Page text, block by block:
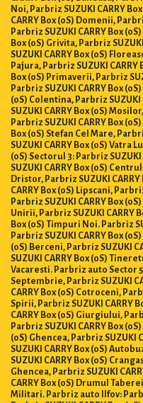
Noi, Parbriz SUZUKI CARRY
CARRY Box (0S) Domenii,
Parbriz SUZUKI CARRY Box
Box (0S) Grivita, Parbriz
SUZUKI CARRY Box (0S)
Pajura, Parbriz SUZUKI CARRY
Box (0S) Primaverii, Parbriz
Parbriz SUZUKI CARRY Box
(0S) Colentina, Parbriz SUZUKI
SUZUKI CARRY Box (0S)
Parbriz SUZUKI CARRY Box
Box (0S) Stefan Cel Mare,
SUZUKI CARRY Box (0S) Vatra
(0S) Sectorul 3: Parbriz
SUZUKI CARRY Box (0S)
Dristor, Parbriz SUZUKI
CARRY Box (0S) Lipscani,
Parbriz SUZUKI CARRY Box
Unirii, Parbriz SUZUKI CARRY
Box (0S) Timpuri Noi. Parbriz
Parbriz SUZUKI CARRY Box
(0S) Berceni, Parbriz SUZUKI
SUZUKI CARRY Box (0S)
Vacaresti. Parbriz auto Sector 5:
Septembrie, Parbriz SUZUKI
CARRY Box (0S) Cotroceni,
Spirii, Parbriz SUZUKI CARRY
CARRY Box (0S) Giurgiului,
Parbriz SUZUKI CARRY Box
(0S) Ghencea, Parbriz SUZUKI
SUZUKI CARRY Box (0S)
SUZUKI CARRY Box (0S)
Ghencea, Parbriz SUZUKI
CARRY Box (0S) Drumul
Militari. Parbriz auto Ilfov: